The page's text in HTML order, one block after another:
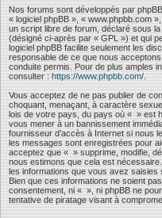
Nos forums sont développés par
« logiciel phpBB », « www.phpbb.com
un script libre de forum, déclaré sous
(désigné ci-après par « GPL ») et qui
logiciel phpBB facilite seulement les
responsable de ce que nous
conduite permis. Pour de plus amples
consulter : https://www.phpbb.com/
Vous acceptez de ne pas publier de
choquant, menaçant, à caractère
lois de votre pays, du pays où « » est
vous mener à un bannissement
fournisseur d’accès à Internet si nous
les messages sont enregistrées pour
acceptez que « » supprime, modifie,
nous estimons que cela est
les informations que vous avez saisies
Bien que ces informations ne soient
consentement, ni « », ni phpBB ne
tentative de piratage visant à